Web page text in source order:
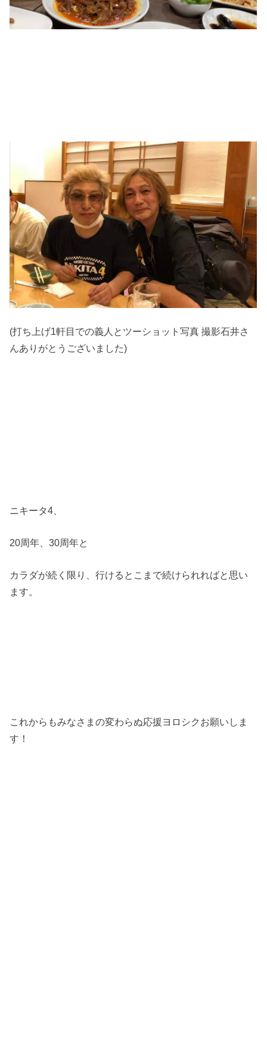
(打ち上げ1軒目での義人とツーショット写真 撮影石井さ
んありがとうございました)
ニキータ4、
20周年、30周年と
カラダが続く限り、行けるとこまで続けられればと思い
ます。
これからもみなさまの変わらぬ応援ヨロシクお願いしま
す！